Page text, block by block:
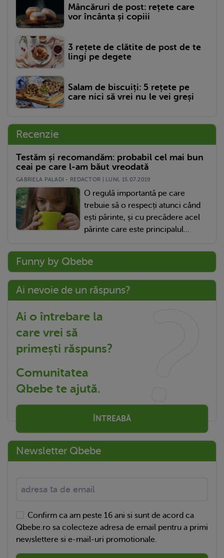
Mâncăruri de post: rețete care
vor încânta și copiii
3 rețete de clătite de post de te
lingi pe degete
Salam de biscuiți: 5 rețete pe
care nici să vrei nu le vei greși
Recenzie
Testăm și recomandăm: probabil cel mai bun
ceai pe care l-am băut vreodată
GABRIELA PALADI - REDACTOR | LUNI, 15.07.2019
O regulă importantă pe care
trebuie să o respecți atunci când
ești părinte, și cu precădere acel
părinte care este principalul...
Funny by Qbebe
Ai nevoie de un răspuns?
Ai o întrebare la
care vrei să
primești răspuns?
Comunitatea
Qbebe te ajută.
ÎNTREABĂ
Newsletter Qbebe
Confirm ca am peste 16 ani si sunt de acord ca
Qbebe.ro sa colecteze adresa de email pentru a primi
newslettere si e-mail-uri promotionale.